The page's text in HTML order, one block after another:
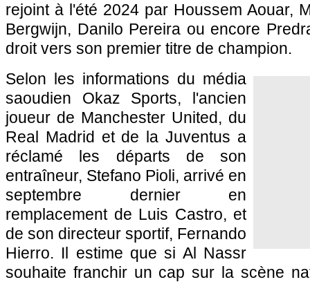
rejoint à l'été 2024 par Houssem Aouar,
Bergwijn, Danilo Pereira ou encore
droit vers son premier titre de champion.
Selon les informations du média
saoudien Okaz Sports, l'ancien
joueur de Manchester United, du
Real Madrid et de la Juventus a
réclamé les départs de son
entraîneur, Stefano Pioli, arrivé en
septembre dernier en
remplacement de Luis Castro, et
de son directeur sportif, Fernando
Hierro. Il estime que si Al Nassr
souhaite franchir un cap sur la scène